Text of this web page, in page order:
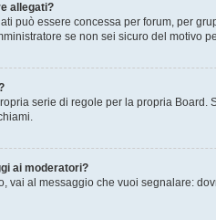
allegati?
può essere concessa per forum, per
se non sei sicuro del motivo
serie di regole per la propria
ai moderatori?
vai al messaggio che vuoi segnalare: